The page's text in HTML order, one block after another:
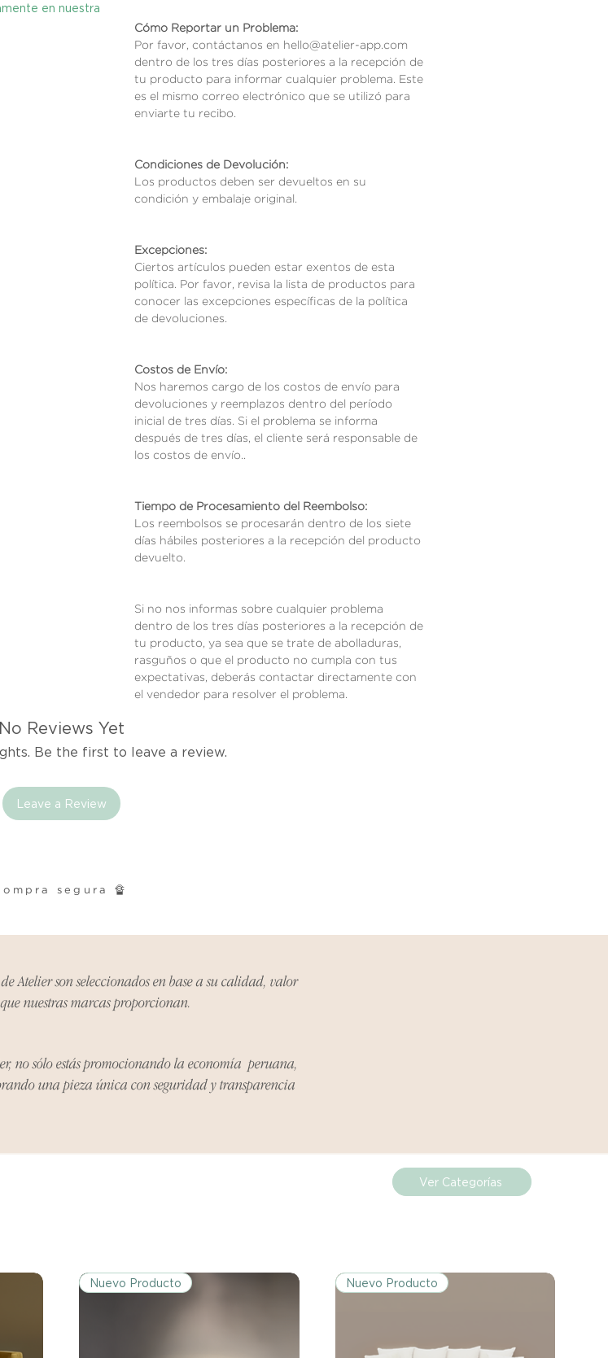
en nuestra
Cómo Reportar un Problema:
Por favor, contáctanos en hello@atelier-app.com
dentro de los tres días posteriores a la recepción de
tu producto para informar cualquier problema. Este
es el mismo correo electrónico que se utilizó para
enviarte tu recibo.
Condiciones de Devolución:
Los productos deben ser devueltos en su
condición y embalaje original.
Excepciones:
Ciertos artículos pueden estar exentos de esta
política. Por favor, revisa la lista de productos para
conocer las excepciones específicas de la política
de devoluciones.
Costos de Envío:
Nos haremos cargo de los costos de envío para
devoluciones y reemplazos dentro del período
inicial de tres días. Si el problema se informa
después de tres días, el cliente será responsable de
los costos de envío..
Tiempo de Procesamiento del Reembolso:
Los reembolsos se procesarán dentro de los siete
días hábiles posteriores a la recepción del producto
devuelto.
Si no nos informas sobre cualquier problema
dentro de los tres días posteriores a la recepción de
tu producto, ya sea que se trate de abolladuras,
rasguños o que el producto no cumpla con tus
expectativas, deberás contactar directamente con
el vendedor para resolver el problema.
No Reviews Yet
Be the first to leave a review.
Leave a Review
segura 🔏
de Atelier son seleccionados en base a su calidad, valor
nuestras marcas proporcionan.
no sólo estás promocionando la economía peruana,
una pieza única con seguridad y transparencia
Ver Categorías
Nuevo Producto Nuevo Producto